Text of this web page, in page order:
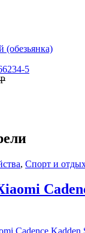
(обезьянка)
5
Р
, Спорт и